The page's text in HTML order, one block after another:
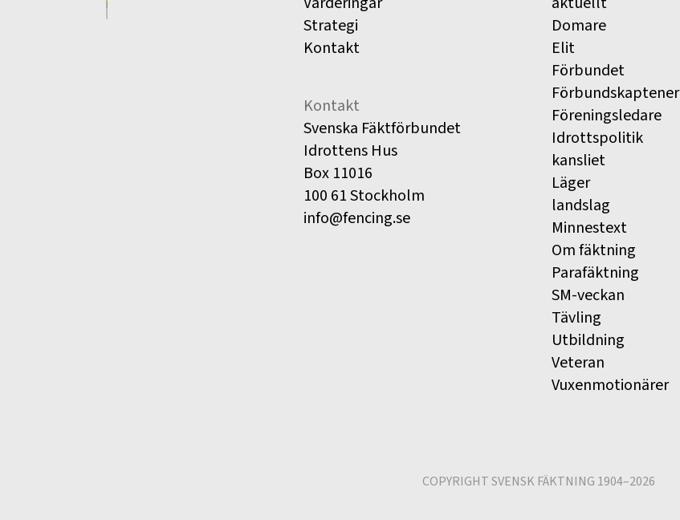
Strategi
Kontakt
Kontakt
Svenska Fäktförbundet
Idrottens Hus
Box 11016
100 61 Stockholm
info@fencing.se
Domare
Elit
Förbundet
Förbundskaptener
Föreningsledare
Idrottspolitik
kansliet
Läger
landslag
Minnestext
Om fäktning
Parafäktning
SM-veckan
Tävling
Utbildning
Veteran
Vuxenmotionärer
COPYRIGHT SVENSK FÄKTNING 1904–2026